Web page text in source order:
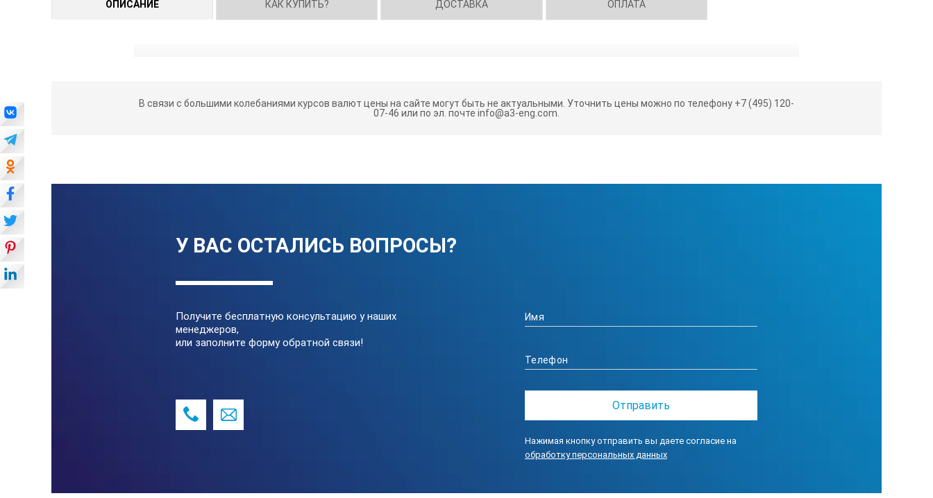
ОПИСАНИЕ КАК КУПИТЬ? ДОСТАВКА ОПЛАТА
В связи с большими колебаниями курсов валют цены на сайте могут быть не актуальными. Уточнить цены можно по телефону +7 (495) 120-
07-46 или по эл. почте info@a3-eng.com.
У ВАС ОСТАЛИСЬ ВОПРОСЫ?
Получите бесплатную консультацию у наших
менеджеров,
или заполните форму обратной связи!
Нажимая кнопку отправить вы даете согласие на
обработку персональных данных